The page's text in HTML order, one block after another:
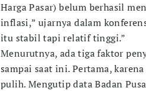
Harga Pasar) belum berhasil
inflasi,” ujarnya dalam
itu stabil tapi relatif tinggi.”
Menurutnya, ada tiga faktor
sampai saat ini. Pertama,
pulih. Mengutip data Badan